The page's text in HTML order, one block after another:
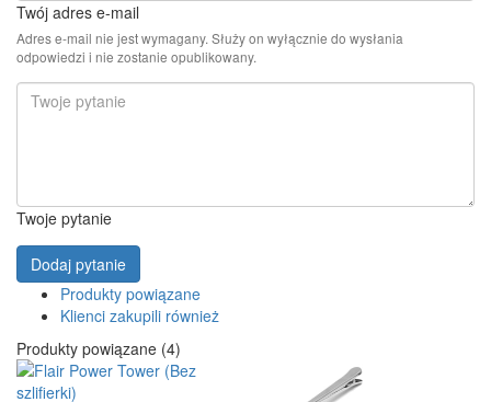
Twój adres e-mail
Adres e-mail nie jest wymagany. Służy on wyłącznie do wysłania
odpowiedzi i nie zostanie opublikowany.
Twoje pytanie
Dodaj pytanie
Produkty powiązane
Klienci zakupili również
Produkty powiązane (4)